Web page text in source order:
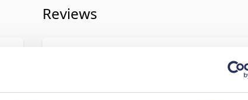
Reviews
Neah 160 Sofa Bed with Slim Arms - stof 318